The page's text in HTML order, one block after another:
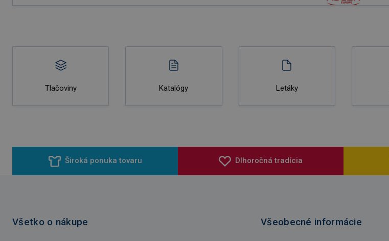
Tlačoviny Katalógy Letáky
Široká ponuka tovaru Dlhoročná tradícia
Všetko o nákupe Všeobecné informácie